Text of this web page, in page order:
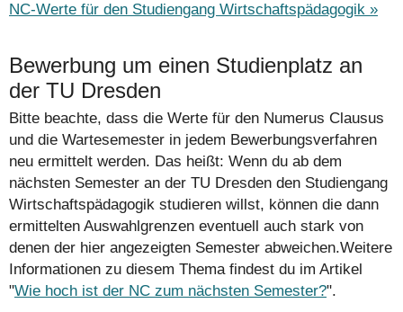
NC-Werte für den Studiengang Wirtschaftspädagogik »
Bewerbung um einen Studienplatz an
der TU Dresden
Bitte beachte, dass die Werte für den Numerus Clausus
und die Wartesemester in jedem Bewerbungsverfahren
neu ermittelt werden. Das heißt: Wenn du ab dem
nächsten Semester an der TU Dresden den Studiengang
Wirtschaftspädagogik studieren willst, können die dann
ermittelten Auswahlgrenzen eventuell auch stark von
denen der hier angezeigten Semester abweichen.Weitere
Informationen zu diesem Thema findest du im Artikel
"Wie hoch ist der NC zum nächsten Semester?".